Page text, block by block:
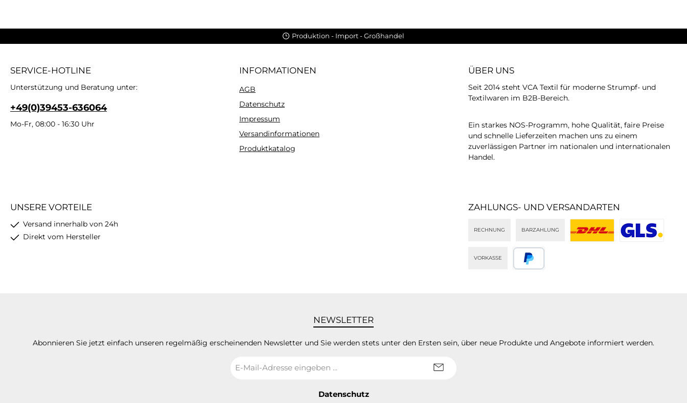
Produktion - Import - Großhandel
SERVICE-HOTLINE
Unterstützung und Beratung unter:
+49(0)39453-636064
Mo-Fr, 08:00 - 16:30 Uhr
INFORMATIONEN
AGB
Datenschutz
Impressum
Versandinformationen
Produktkatalog
ZAHLUNGS- UND VERSANDARTEN
VORKASSE
RECHNUNG BARZAHLUNG
ÜBER UNS
Seit 2014 steht VCA Textil für moderne Strumpf- und
Textilwaren im B2B-Bereich.
Ein starkes NOS-Programm, hohe Qualität, faire Preise
und schnelle Lieferzeiten machen uns zu einem
zuverlässigen Partner im nationalen und internationalen
Handel.
UNSERE VORTEILE
Versand innerhalb von 24h
Direkt vom Hersteller
NEWSLETTER
Abonnieren Sie jetzt einfach unseren regelmäßig erscheinenden Newsletter und Sie werden stets unter den Ersten sein, über neue Produkte und Angebote informiert werden.
Mail-
Datenschutz